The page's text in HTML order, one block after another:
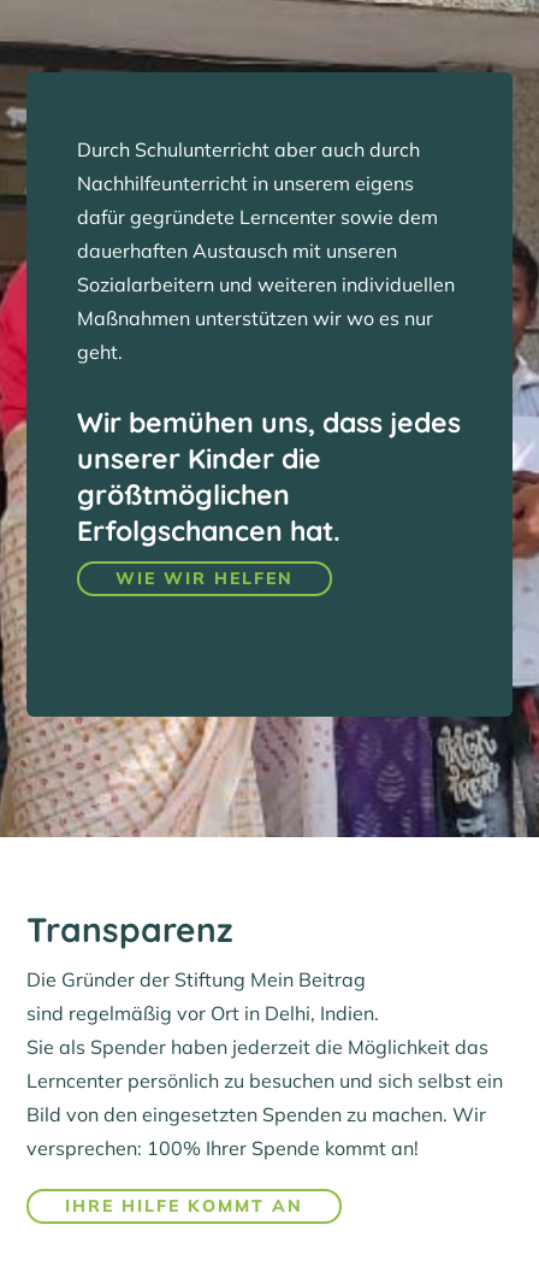
Durch Schulunterricht aber auch durch
Nachhilfeunterricht in unserem eigens
dafür gegründete Lerncenter sowie dem
dauerhaften Austausch mit unseren
Sozialarbeitern und weiteren individuellen
Maßnahmen unterstützen wir wo es nur
geht.
Wir bemühen uns, dass jedes
unserer Kinder die
größtmöglichen
Erfolgschancen hat.
WIE WIR HELFEN
Transparenz
Die Gründer der Stiftung Mein Beitrag
sind regelmäßig vor Ort in Delhi, Indien.
Sie als Spender haben jederzeit die Möglichkeit das
Lerncenter persönlich zu besuchen und sich selbst ein
Bild von den eingesetzten Spenden zu machen. Wir
versprechen: 100% Ihrer Spende kommt an!
IHRE HILFE KOMMT AN